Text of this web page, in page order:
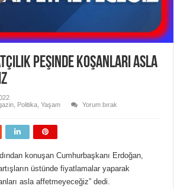
peşinde koşanları asla
Politika ,Yaşam
Yorum bırak
konuşan Cumhurbaşkanı Erdoğan,
üstünde fiyatlamalar yaparak
asla affetmeyeceğiz” dedi.